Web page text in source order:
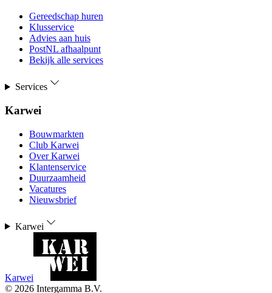
Gereedschap huren
Klusservice
Advies aan huis
PostNL afhaalpunt
Bekijk alle services
Services
Karwei
Bouwmarkten
Club Karwei
Over Karwei
Klantenservice
Duurzaamheid
Vacatures
Nieuwsbrief
Karwei
Karwei
© 2026 Intergamma B.V.